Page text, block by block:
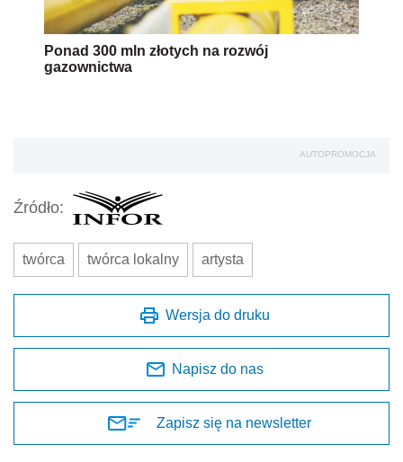
Ponad 300 mln złotych na rozwój
gazownictwa
AUTOPROMOCJA
Źródło:
twórca twórca lokalny artysta
Wersja do druku
Napisz do nas
Zapisz się na newsletter